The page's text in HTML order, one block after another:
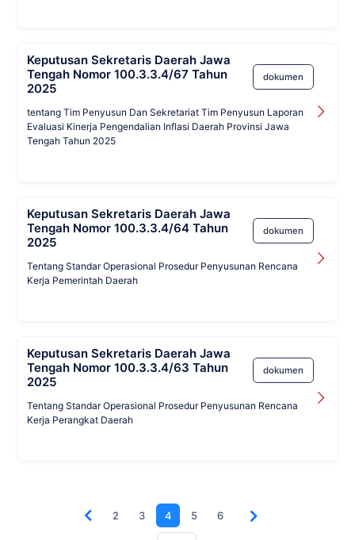
Keputusan Sekretaris Daerah Jawa
Tengah Nomor 100.3.3.4/67 Tahun
2025
dokumen
tentang Tim Penyusun Dan Sekretariat Tim Penyusun Laporan
Evaluasi Kinerja Pengendalian Inflasi Daerah Provinsi Jawa
Tengah Tahun 2025
Keputusan Sekretaris Daerah Jawa
Tengah Nomor 100.3.3.4/64 Tahun
2025
dokumen
Tentang Standar Operasional Prosedur Penyusunan Rencana
Kerja Pemerintah Daerah
Keputusan Sekretaris Daerah Jawa
Tengah Nomor 100.3.3.4/63 Tahun
2025
dokumen
Tentang Standar Operasional Prosedur Penyusunan Rencana
Kerja Perangkat Daerah
2 3 4 5 6